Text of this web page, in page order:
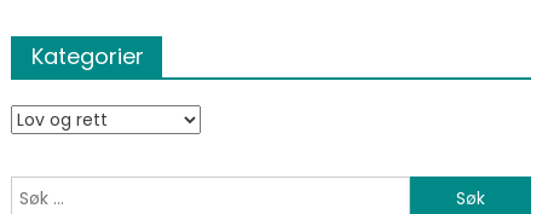
Kategorier
Kategorier
Søk etter: